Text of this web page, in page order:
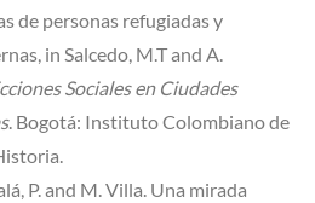
de personas refugiadas y
in Salcedo, M.T and A.
Sociales en Ciudades
. Bogotá: Instituto Colombiano de
P. and M. Villa. Una mirada